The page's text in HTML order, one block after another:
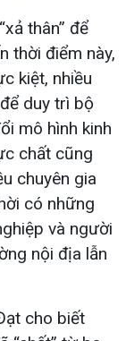
thân” để
thời điểm này,
kiệt, nhiều
duy trì bộ
mô hình kinh
chất cũng
chuyên gia
có những
và người
nội địa lẫn
cho biết